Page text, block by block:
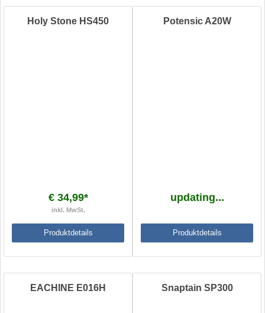
Holy Stone HS450
€ 34,99*
inkl. MwSt.
Produktdetails
Potensic A20W
updating...
Produktdetails
EACHINE E016H Snaptain SP300